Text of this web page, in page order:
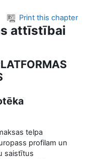
Print this chapter
attīstībai
telpa
profilam un
saistītus